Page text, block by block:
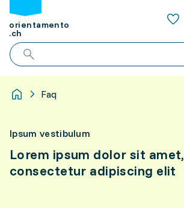
orientamento
.ch
Faq
Ipsum vestibulum
Lorem ipsum dolor sit amet,
consectetur adipiscing elit